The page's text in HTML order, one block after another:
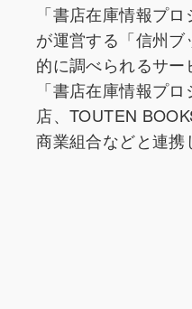
「書店在庫情報プ
が運営する「信州
的に調べられるサー
「書店在庫情報プ
店、TOUTEN
商業組合などと連携